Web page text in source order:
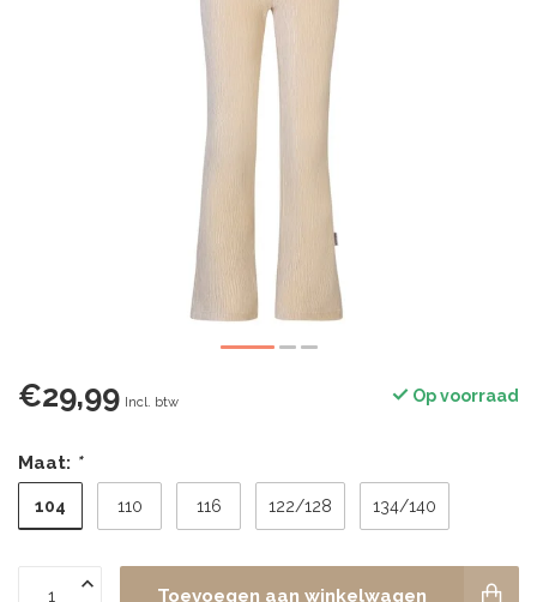
€29,99 Incl. btw Op voorraad
Maat: *
104 110 116 122/128 134/140
Toevoegen aan winkelwagen